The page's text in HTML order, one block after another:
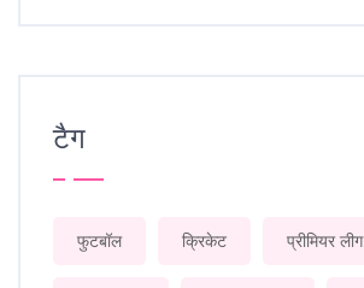
टैग
फुटबॉल क्रिकेट प्रीमियर लीग